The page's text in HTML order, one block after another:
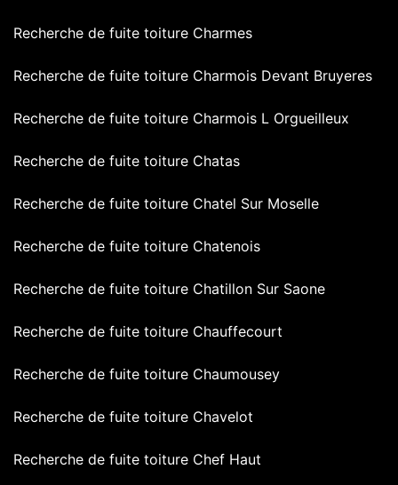
Recherche de fuite toiture Charmes
Recherche de fuite toiture Charmois Devant Bruyeres
Recherche de fuite toiture Charmois L Orgueilleux
Recherche de fuite toiture Chatas
Recherche de fuite toiture Chatel Sur Moselle
Recherche de fuite toiture Chatenois
Recherche de fuite toiture Chatillon Sur Saone
Recherche de fuite toiture Chauffecourt
Recherche de fuite toiture Chaumousey
Recherche de fuite toiture Chavelot
Recherche de fuite toiture Chef Haut